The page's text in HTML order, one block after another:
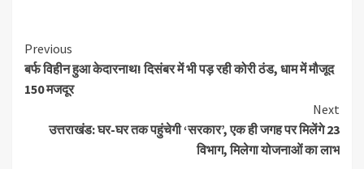
Continue
Reading
Previous
बर्फ विहीन हुआ केदारनाथ! दिसंबर में भी पड़ रही कोरी ठंड, धाम में मौजूद
150 मजदूर
Next
उत्तराखंड: घर-घर तक पहुंचेगी ‘सरकार’, एक ही जगह पर मिलेंगे 23
विभाग, मिलेगा योजनाओं का लाभ